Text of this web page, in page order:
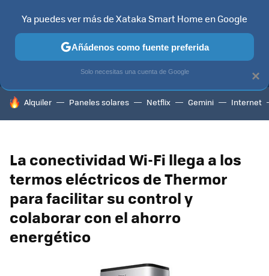
MENÚ NUEVO
CONTENIDOS SMART TV
HOY SE HABLA DE
Alquiler Paneles solares Netflix Gemini Internet
La conectividad Wi-Fi llega a los
termos eléctricos de Thermor
para facilitar su control y
colaborar con el ahorro
energético
×
Ya puedes ver más de Xataka Smart Home en Google
Añádenos como fuente preferida
Solo necesitas una cuenta de Google